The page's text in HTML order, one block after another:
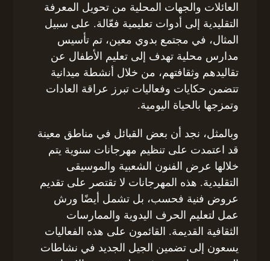
العائلات والجهات المحلية من تحويل المعرفة
التقليدية إلى أدوات تعليمية فعّالة. على سبيل
المثال، في مجتمع بدوي معين، تم تأسيس
مدارس محلية تهدف إلى تعليم الأطفال عن
تقاليدهم وثقافتهم، من خلال أنشطة ميدانية
تتضمن حكايات وفعاليات تبرز عراقة العادات
وتمزجها بالحياة اليومية.
وبالمثل، نجد أن بعض القبائل في مناطق معينة
قد اعتمدت على تنظيم مهرجانات سنوية يتم
خلالها عرض الفنون الشعبية والموسيقى
التقليدية. هذه المهرجانات لا تقتصر على تقديم
عروض فنية فحسب، بل تشمل أيضًا ورش
عمل لتعليم الحرف اليدوية والممارسات
الثقافية القديمة. القائمون على هذه الفعاليات
يسعون إلى تضمين الجيل الجديد في نشاطات